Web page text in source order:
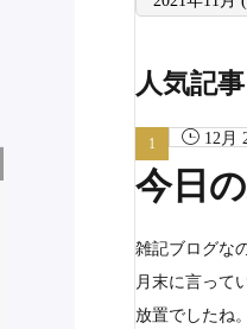
ア
イ
ブ
人気記事
12月
今日
雑記ブログな
月末に言って
放置でしたね